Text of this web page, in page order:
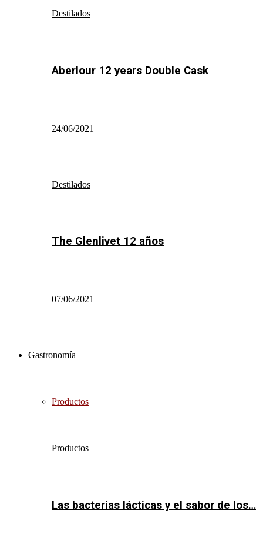
Destilados
Aberlour 12 years Double Cask
24/06/2021
Destilados
The Glenlivet 12 años
07/06/2021
Gastronomía
Productos
Productos
Las bacterias lácticas y el sabor de los…